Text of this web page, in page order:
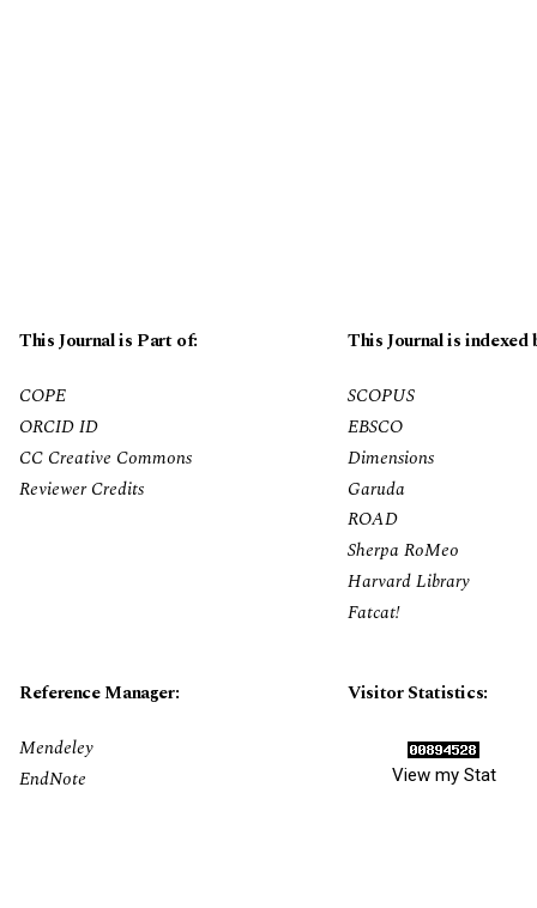
This Journal is Part of:
This Journal is indexed
COPE
ORCID ID
CC Creative Commons
Reviewer Credits
SCOPUS
EBSCO
Dimensions
Garuda
ROAD
Sherpa RoMeo
Harvard Library
Fatcat!
Reference Manager:
Visitor Statistics:
Mendeley
EndNote
View my Stat